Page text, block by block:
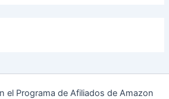
el Programa de Afiliados de Amazon